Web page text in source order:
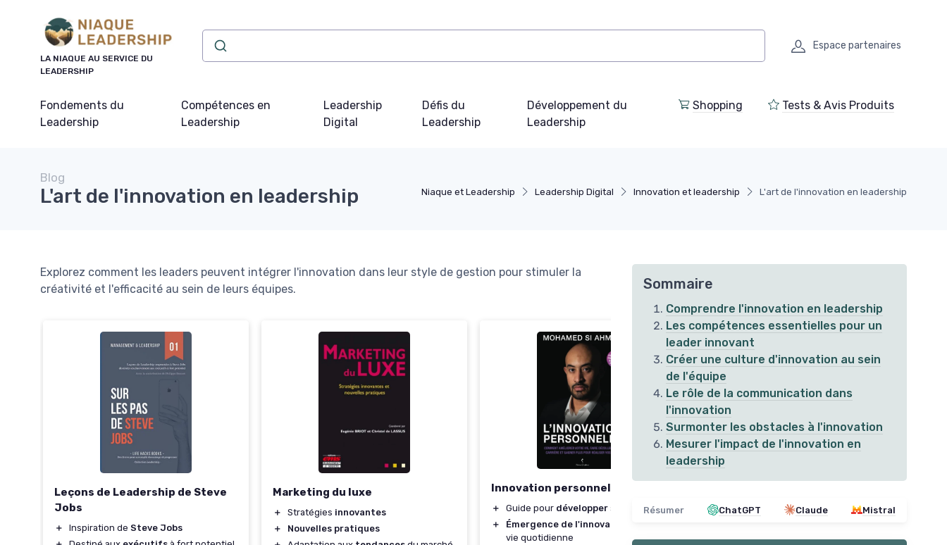
LA NIAQUE AU SERVICE DU
LEADERSHIP
Espace partenaires
Fondements du
Leadership
Compétences en
Leadership
Leadership
Digital
Défis du
Leadership
Développement du
Leadership
Shopping Tests & Avis Produits
Niaque et Leadership Leadership Digital Innovation et leadership L'art de l'innovation en leadership
Blog
L'art de l'innovation en leadership
Explorez comment les leaders peuvent intégrer l'innovation dans leur style de gestion pour stimuler la
créativité et l'efficacité au sein de leurs équipes.
Leçons de Leadership de Steve
Jobs
＋ Inspiration de Steve Jobs
Marketing du luxe
＋ Stratégies innovantes
＋
Nouvelles pratiques
Innovation personnelle
＋ Guide pour développer son potentiel
＋
Émergence de l'innovation
vie quotidienne
Jobs
Sommaire
Comprendre l'innovation en leadership
Les compétences essentielles pour un
leader innovant
Créer une culture d'innovation au sein
de l'équipe
Le rôle de la communication dans
l'innovation
Surmonter les obstacles à l'innovation
Mesurer l'impact de l'innovation en
leadership
Résumer ChatGPT Claude Mistral